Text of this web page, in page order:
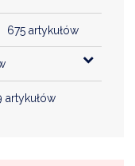
675 artykułów
artykułów